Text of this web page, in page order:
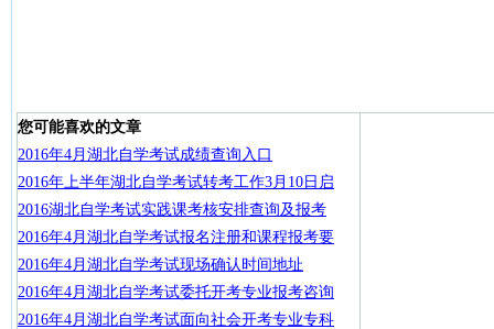
您可能喜欢的文章
2016年4月湖北自学考试成绩查询入口
2016年上半年湖北自学考试转考工作3月10日启
2016湖北自学考试实践课考核安排查询及报考
2016年4月湖北自学考试报名注册和课程报考要
2016年4月湖北自学考试现场确认时间地址
2016年4月湖北自学考试委托开考专业报考咨询
2016年4月湖北自学考试面向社会开考专业专科